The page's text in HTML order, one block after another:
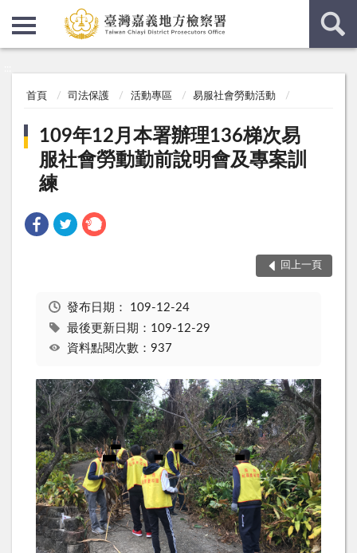
首頁 司法保護 活動專區 易服社會勞動活動
109年12月本署辦理136梯次易
服社會勞動勤前說明會及專案訓
練
回上一頁
發布日期： 109-12-24
最後更新日期：109-12-29
資料點閱次數：937